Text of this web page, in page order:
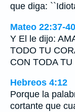
que diga:
Mateo 22:37-40
Y El le dijo:
TODO TU
CON TODA
Hebreos 4:12
Porque la
cortante que